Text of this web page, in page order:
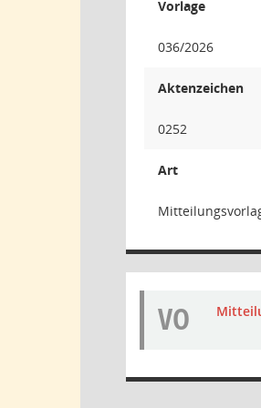
Vorlage
036/2026
Aktenzeichen
0252
Art
VO